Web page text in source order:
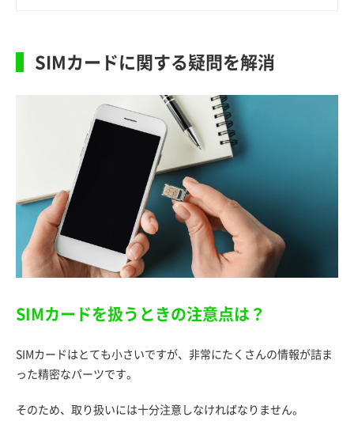
SIMカードに関する疑問を解消
SIMカードを扱うときの注意点は？
SIMカードはとても小さいですが、非常にたくさんの情報が詰ま
った精密なパーツです。
そのため、取り扱いには十分注意しなければなりません。